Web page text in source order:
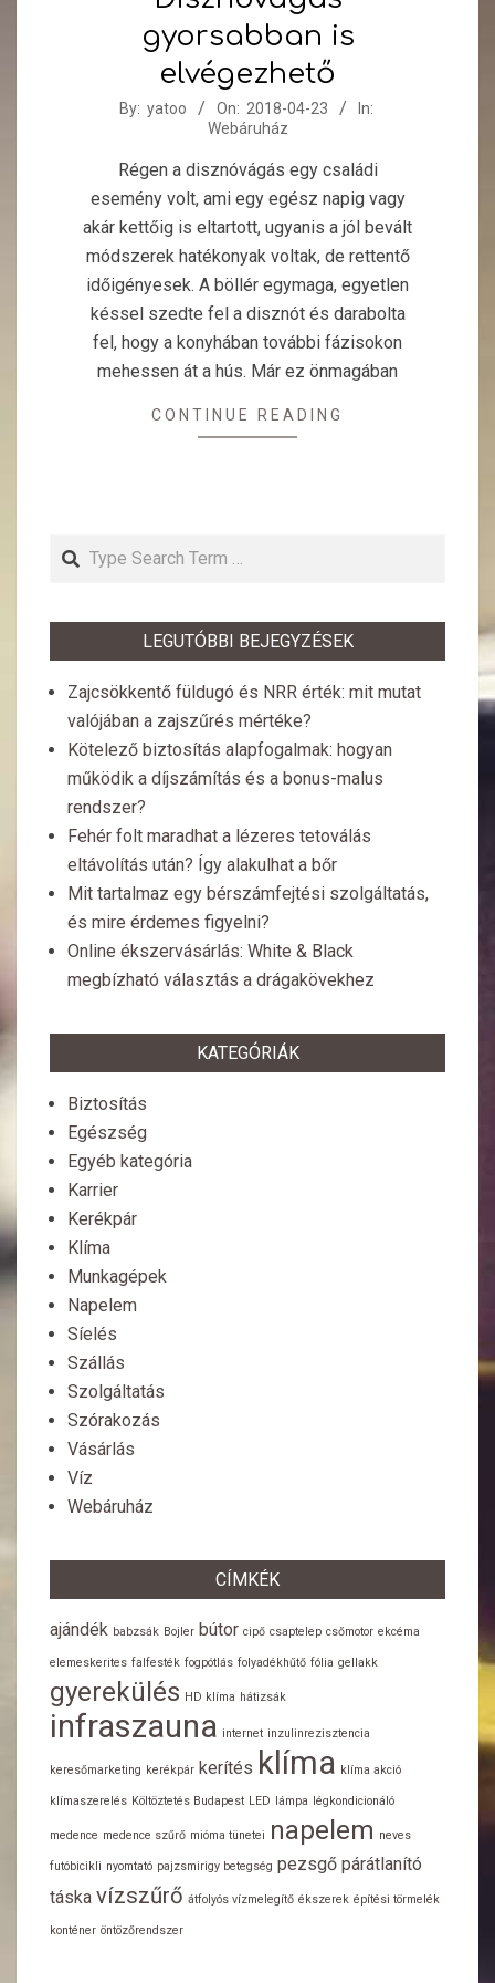
gyorsabban is
elvégezhető
2018-By: yatoo On: 2018-04-23
In:
Webáruház
Régen a disznóvágás egy családi
esemény volt, ami egy egész napig vagy
akár kettőig is eltartott, ugyanis a jól bevált
módszerek hatékonyak voltak, de rettentő
időigényesek. A böllér egymaga, egyetlen
késsel szedte fel a disznót és darabolta
fel, hogy a konyhában további fázisokon
mehessen át a hús. Már ez önmagában
CONTINUE READING
Search
LEGUTÓBBI BEJEGYZÉSEK
Zajcsökkentő füldugó és NRR érték: mit mutat
valójában a zajszűrés mértéke?
Kötelező biztosítás alapfogalmak: hogyan
működik a díjszámítás és a bonus-malus
rendszer?
Fehér folt maradhat a lézeres tetoválás
eltávolítás után? Így alakulhat a bőr
Mit tartalmaz egy bérszámfejtési szolgáltatás,
és mire érdemes figyelni?
Online ékszervásárlás: White & Black
megbízható választás a drágakövekhez
KATEGÓRIÁK
Biztosítás
Egészség
Egyéb kategória
Karrier
Kerékpár
Klíma
Munkagépek
Napelem
Síelés
Szállás
Szolgáltatás
Szórakozás
Vásárlás
Víz
Webáruház
CÍMKÉK
ajándék babzsák Bojler bútor cipő csaptelep csőmotor ekcéma
elemeskerites falfesték fogpótlás folyadékhűtő fólia gellakk
gyerekülés HD klíma hátizsák
infraszauna internet inzulinrezisztencia
keresőmarketing kerékpár kerítés klíma klíma akció
klímaszerelés Költöztetés Budapest LED lámpa légkondicionáló
medence medence szűrő mióma tünetei napelem neves
futóbicikli nyomtató pajzsmirigy betegség pezsgő párátlanító
táska vízszűrő átfolyós vízmelegítő ékszerek építési törmelék
konténer öntözőrendszer